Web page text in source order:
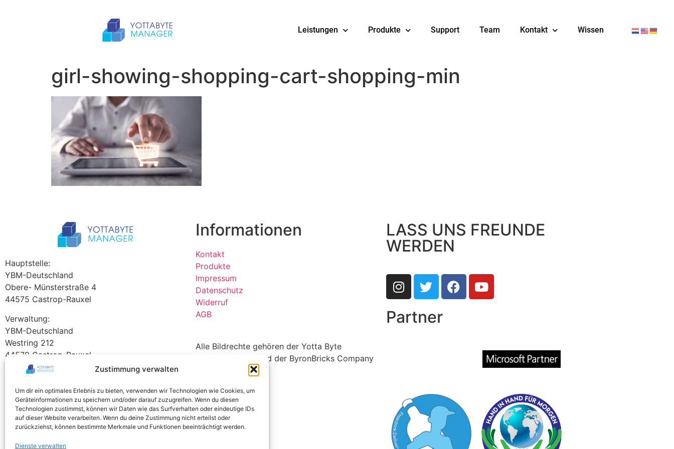
Zustimmung verwalten
Um dir ein optimales Erlebnis zu bieten, verwenden wir Technologien wie Cookies, um
Geräteinformationen zu speichern und/oder darauf zuzugreifen. Wenn du diesen
Technologien zustimmst, können wir Daten wie das Surfverhalten oder eindeutige IDs
auf dieser Website verarbeiten. Wenn du deine Zustimmung nicht erteilst oder
zurückziehst, können bestimmte Merkmale und Funktionen beeinträchtigt werden.
Dienste verwalten
Leistungen Produkte Support Team Kontakt Wissen
girl-showing-shopping-cart-shopping-min
Hauptstelle:
YBM-Deutschland
Obere- Münsterstraße 4
44575 Castrop-Rauxel
Verwaltung:
YBM-Deutschland
Westring 212
44579 Castrop-Rauxel
Tel +49 2305 76004000
info@ybm-deutschland.de
Teamviewer Download
Informationen
Kontakt
Produkte
Impressum
Datenschutz
Widerruf
AGB
Alle Bildrechte gehören der Yotta Byte
Manager GmbH und der ByronBricks Company
LASS UNS FREUNDE
WERDEN
Partner